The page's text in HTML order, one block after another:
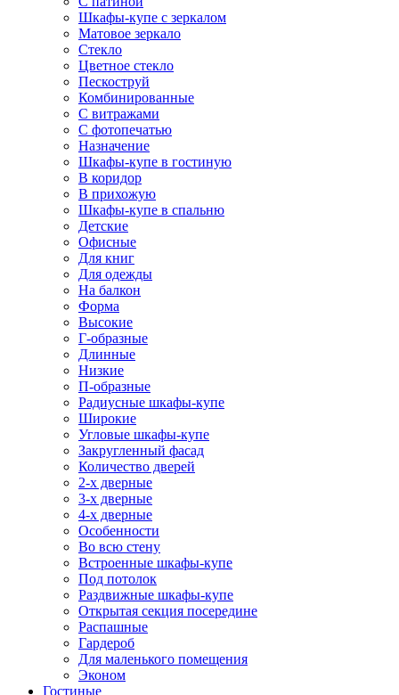
Шкафы-купе с зеркалом
Матовое зеркало
Стекло
Цветное стекло
Пескоструй
Комбинированные
С витражами
С фотопечатью
Назначение
Шкафы-купе в гостиную
В коридор
В прихожую
Шкафы-купе в спальню
Детские
Офисные
Для книг
Для одежды
На балкон
Форма
Высокие
Г-образные
Длинные
Низкие
П-образные
Радиусные шкафы-купе
Широкие
Угловые шкафы-купе
Закругленный фасад
Количество дверей
2-х дверные
3-х дверные
4-х дверные
Особенности
Во всю стену
Встроенные шкафы-купе
Под потолок
Раздвижные шкафы-купе
Открытая секция посередине
Распашные
Гардероб
Для маленького помещения
Эконом
Гостиные